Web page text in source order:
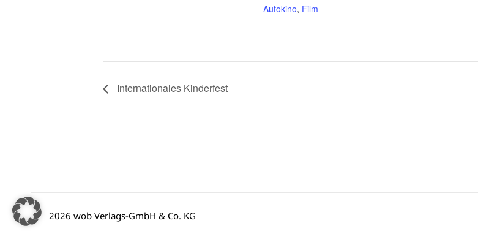
Autokino, Film
Internationales Kinderfest
2026 wob Verlags-GmbH & Co. KG